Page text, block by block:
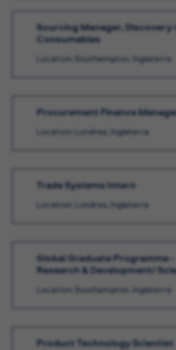
Sourcing Manager,
Consumables
Location: Southampton, Inglaterra
Procurement Finance
Location: Londres, Inglaterra
Trade Systems Intern
Location: Londres, Inglaterra
Global Graduate Programme -
Research & Development/
Location: Southampton, Inglaterra
Product Technology Scientist